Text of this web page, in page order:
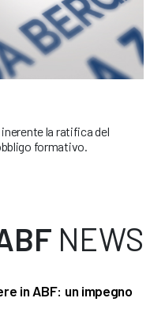
la ratifica del
formativo.
NEWS
in ABF: un impegno